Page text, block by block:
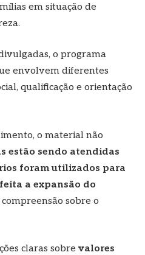
em situação de
o programa
envolvem diferentes
qualificação e orientação
o material não
estão sendo atendidas
foram utilizados para
a expansão do
sobre o
claras sobre valores